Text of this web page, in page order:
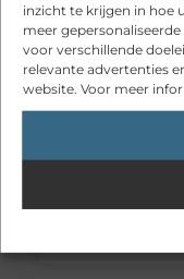
inzicht te krijgen in hoe
meer
voor verschillende
relevante advertenties
website. Voor meer
Schaf
aanschaffen als
in uw pomp? Dan
het juiste adres.
betrouwbare én
de grootste
asafdichtingen.